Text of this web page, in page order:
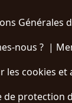
Générales
nous ?|
les cookies et
de protection